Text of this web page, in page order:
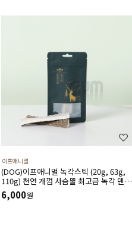
이프애니멀
(DOG)이프애니멀 녹각스틱 (20g, 63g,
110g) 천연 개껌 사슴뿔 최고급 녹각 덴탈
껌 노니함유 덴탈 영양간식
6,000원